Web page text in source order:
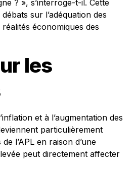
? », s’interroge-t-il. Cette
sur l’adéquation des
réalités économiques des
les
et à l’augmentation des
particulièrement
l’APL en raison d’une
peut directement affecter